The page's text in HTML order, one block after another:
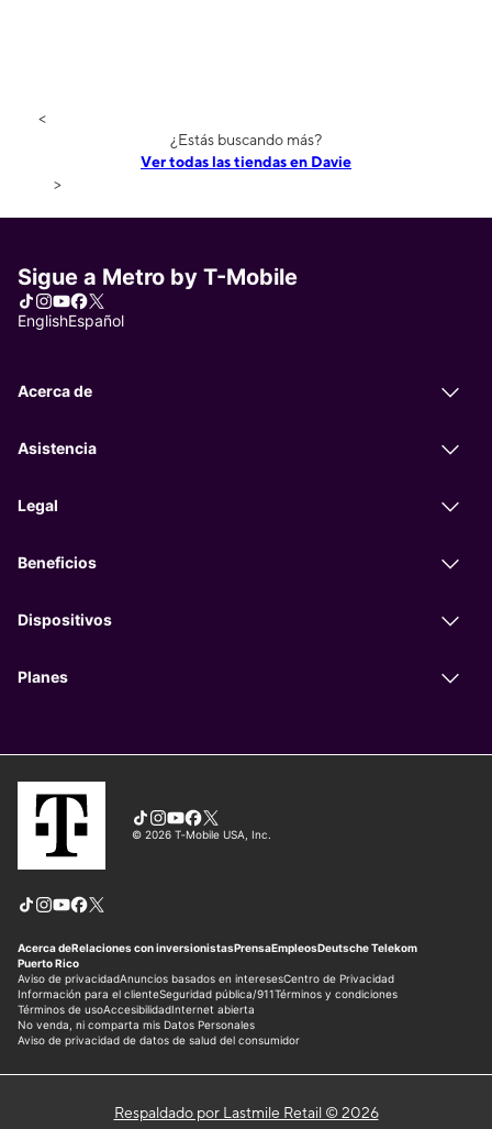
<
¿Estás buscando más?
Ver todas las tiendas en Davie
>
Respaldado por Lastmile Retail © 2026